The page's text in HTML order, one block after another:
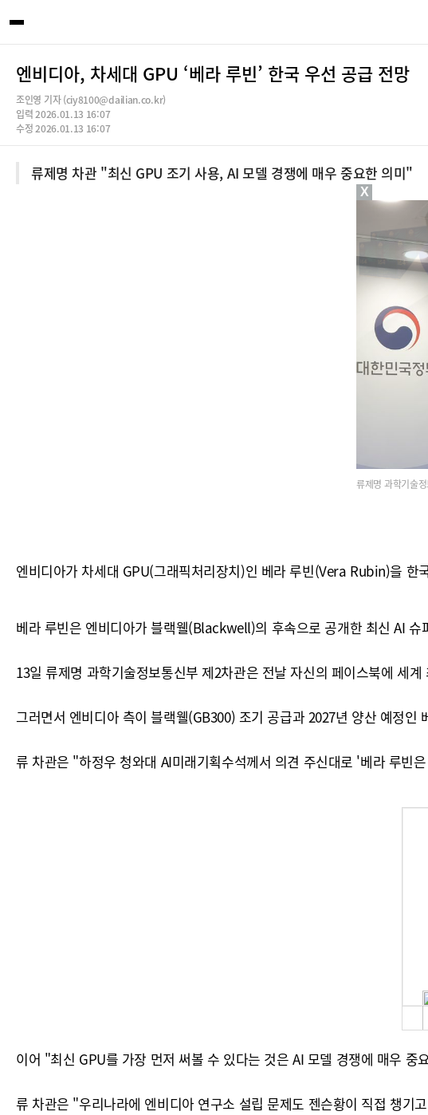
엔비디아, 차세대 GPU ‘베라 루빈’ 한국 우선 공급 전망
조인영 기자 (ciy8100@dailian.co.kr)
입력 2026.01.13 16:07
수정 2026.01.13 16:07
류제명 차관 "최신 GPU 조기 사용, AI 모델 경쟁에 매우 중요한 의미"
류제명 과학기술
엔비디아가 차세대 GPU(그래픽처리장치)인 베라 루빈(Vera Rubin)을 한
베라 루빈은 엔비디아가 블랙웰(Blackwell)의 후속으로 공개한 최신 AI
13일 류제명 과학기술정보통신부 제2차관은 전날 자신의 페이스북에 세
그러면서 엔비디아 측이 블랙웰(GB300) 조기 공급과 2027년 양산 예정
류 차관은 "하정우 청와대 AI미래기획수석께서 의견 주신대로 '베라 루빈
이어 "최신 GPU를 가장 먼저 써볼 수 있다는 것은 AI 모델 경쟁에 매우
류 차관은 "우리나라에 엔비디아 연구소 설립 문제도 젠슨황이 직접 챙기
X